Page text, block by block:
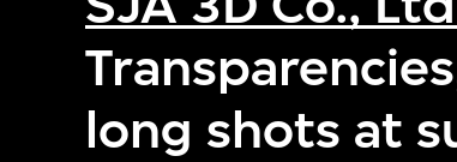
long shots at